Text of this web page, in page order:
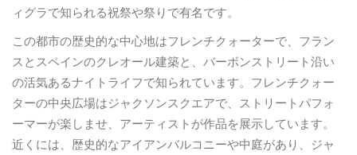
ィグラで知られる祝祭や祭りで有名です。
この都市の歴史的な中心地はフレンチクォーターで、フラン
スとスペインのクレオール建築と、バーボンストリート沿い
の活気あるナイトライフで知られています。フレンチクォー
ターの中央広場はジャクソンスクエアで、ストリートパフォ
ーマーが楽しませ、アーティストが作品を展示しています。
近くには、歴史的なアイアンバルコニーや中庭があり、ジャ